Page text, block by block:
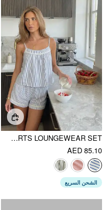
COTTON-BLEND U-NECKLINE STRIPE LACE TRIM CAMI TOP & MID RISE ELASTIC WAIST SHORTS LOUNGEWEAR SET
AED 85.10
الشحن السريع